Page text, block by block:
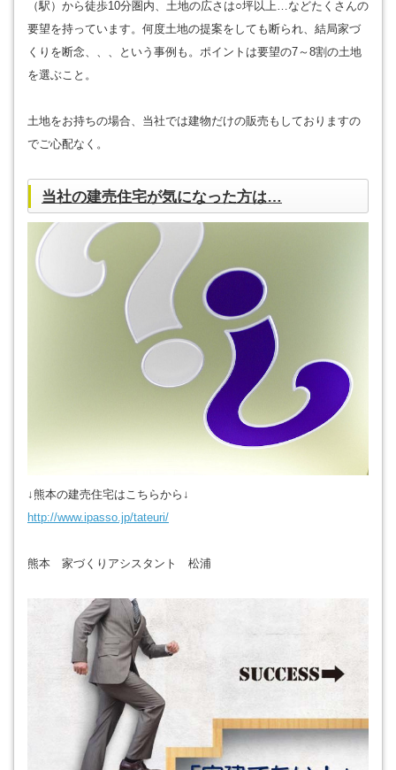
（駅）から徒歩10分圏内、土地の広さは○坪以上…などたくさんの
要望を持っています。何度土地の提案をしても断られ、結局家づ
くりを断念、、、という事例も。ポイントは要望の7～8割の土地
を選ぶこと。
土地をお持ちの場合、当社では建物だけの販売もしておりますの
でご心配なく。
当社の建売住宅が気になった方は…
↓熊本の建売住宅はこちらから↓
http://www.ipasso.jp/tateuri/
熊本 家づくりアシスタント 松浦